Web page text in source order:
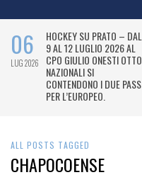
06
LUG 2026
HOCKEY SU PRATO – DAL
9 AL 12 LUGLIO 2026 AL
CPO GIULIO ONESTI OTTO
NAZIONALI SI
CONTENDONO I DUE PASS
PER L’EUROPEO.
ALL POSTS TAGGED
CHAPOCOENSE